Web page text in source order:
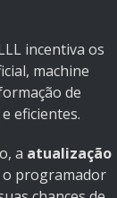
incentiva os
machine
de
eficientes.
a atualização
o programador